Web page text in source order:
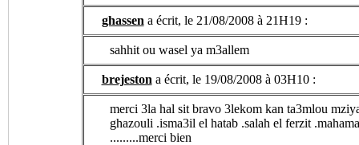
ghassen a écrit, le 21/08/2008 à 21H19 :
sahhit ou wasel ya m3allem
brejeston a écrit, le 19/08/2008 à 03H10 :
merci 3la hal sit bravo 3lekom kan ta3mlou
ghazouli .isma3il el hatab .salah el ferzit
.........merci bien